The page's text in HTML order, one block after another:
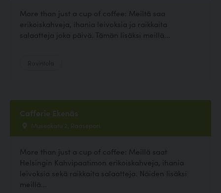
More than just a cup of coffee: Meiltä saa
erikoiskahveja, ihania leivoksia ja raikkaita
salaatteja joka päivä. Tämän lisäksi meillä...
Cafferie Ekenäs
Museokatu 2, Raasepori
More than just a cup of coffee: Meillä saat
Helsingin Kahvipaatimon erikoiskahveja, ihania
leivoksia sekä raikkaita salaatteja. Näiden lisäksi
meillä...